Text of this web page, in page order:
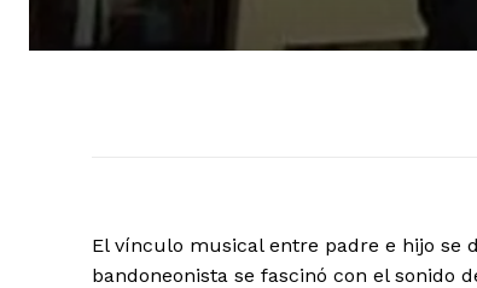
El vínculo musical entre padre e hijo se
bandoneonista se fascinó con el sonido